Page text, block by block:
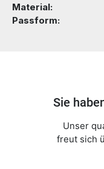
Material:
Passform:
Sie
Unser
freut sich